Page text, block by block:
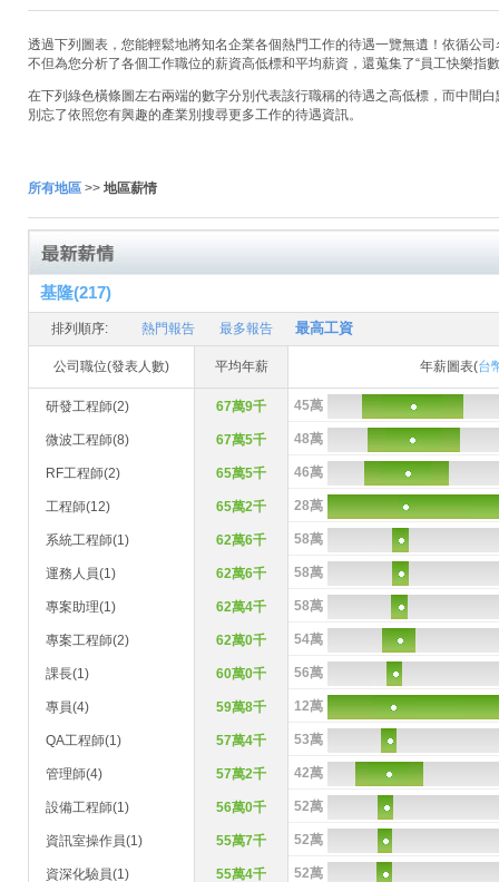
透過下列圖表，您能輕鬆地將知名企業各個熱門工作的待遇一覽無遺！依循公
不但為您分析了各個工作職位的薪資高低標和平均薪資，還蒐集了“員工快樂指
在下列綠色橫條圖左右兩端的數字分別代表該行職稱的待遇之高低標，而中間
別忘了依照您有興趣的產業別搜尋更多工作的待遇資訊。
所有地區 >> 地區薪情
基隆(217)
排列順序: 熱門報告 最多報告 最高工資
公司職位(發表人數) 平均年薪 年薪圖表(台
研發工程師(2) 67萬9千 45萬
微波工程師(8) 67萬5千 48萬
RF工程師(2) 65萬5千 46萬
工程師(12) 65萬2千 28萬
系統工程師(1) 62萬6千 58萬
運務人員(1) 62萬6千 58萬
專案助理(1) 62萬4千 58萬
專案工程師(2) 62萬0千 54萬
課長(1) 60萬0千 56萬
專員(4) 59萬8千 12萬
QA工程師(1) 57萬4千 53萬
管理師(4) 57萬2千 42萬
設備工程師(1) 56萬0千 52萬
資訊室操作員(1) 55萬7千 52萬
資深化驗員(1) 55萬4千 52萬